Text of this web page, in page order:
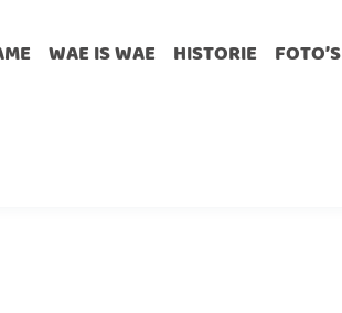
WAE IS WAE HISTORIE FOTO’S